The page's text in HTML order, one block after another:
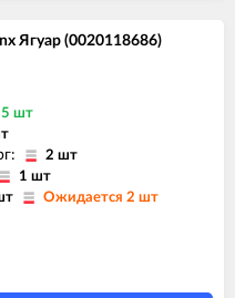
Ягуар (0020118686)
шт
2 шт
1 шт
Ожидается 2 шт